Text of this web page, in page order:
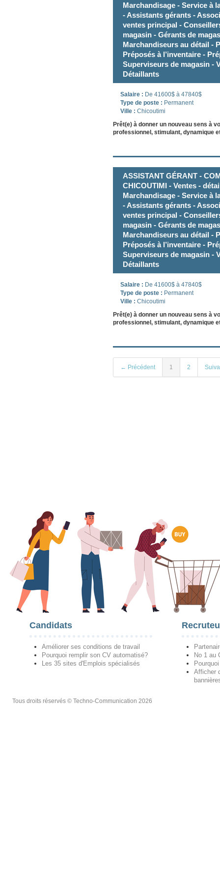
Marchandisage - Service à
- Assistants gérants -
ventes principal -
magasin - Gérants de
Marchandiseurs au détail -
Préposés à l’inventaire -
Superviseurs de magasin -
Détaillants
Salaire : De 41600$ à 47840$
Type de poste : Permanent
Ville : Chicoutimi
Prêt(e) à donner un nouveau sens à
professionnel, stimulant,
ASSISTANT GÉRANT -
CHICOUTIMI - Ventes -
Marchandisage - Service à
- Assistants gérants -
ventes principal -
magasin - Gérants de
Marchandiseurs au détail -
Préposés à l’inventaire -
Superviseurs de magasin -
Détaillants
Salaire : De 41600$ à 47840$
Type de poste : Permanent
Ville : Chicoutimi
Prêt(e) à donner un nouveau sens à
professionnel, stimulant,
← Précédent 1 2
Candidats
Améliorer ses conditions de travail
Pourquoi remplir son CV automatisé?
Les 35 sites d'Emplois spécialisés
No 1 au
Afficher
Tous droits réservés © Techno-Communication 2026